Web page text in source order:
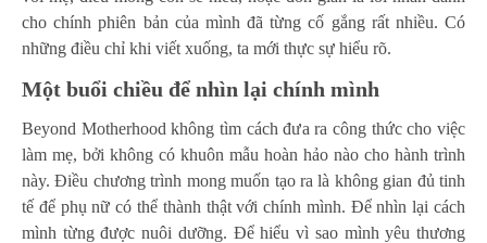
cho chính phiên bản của mình đã từng cố gắng rất nhiều. Có
những điều chỉ khi viết xuống, ta mới thực sự hiểu rõ.
Một buổi chiều để nhìn lại chính mình
Beyond Motherhood không tìm cách đưa ra công thức cho việc
làm mẹ, bởi không có khuôn mẫu hoàn hảo nào cho hành trình
này. Điều chương trình mong muốn tạo ra là không gian đủ tinh
tế để phụ nữ có thể thành thật với chính mình. Để nhìn lại cách
mình từng được nuôi dưỡng. Để hiểu vì sao mình yêu thương